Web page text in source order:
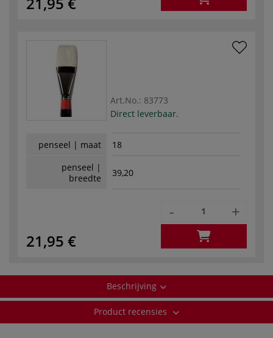
Art.No.: 83773
Direct leverbaar.
penseel | maat
18
penseel |
breedte
39,20
21,95 €
- +
Beschrijving
Product recensies